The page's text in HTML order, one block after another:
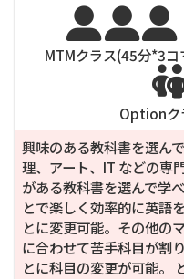

MTMクラス(45分*3コ
Optionク
興味のある教科書を選ん
理、アート、IT などの専
がある教科書を選んで学
とで楽しく効率的に英語
とに変更可能。その他の
に合わせて苦手科目が割
とに科目の変更が可能。